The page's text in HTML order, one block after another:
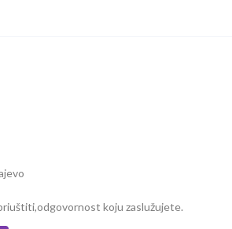
odgovornost koju zaslužujete.